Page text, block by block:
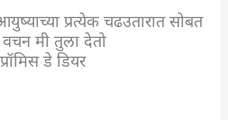
प्रत्येक चढउतारात सोबत
वचन मी तुला देतो
डे डियर